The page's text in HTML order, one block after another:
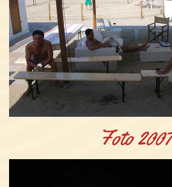
Foto 2007